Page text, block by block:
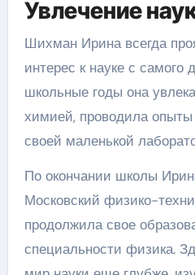
Увлечение
Шихман Ирина всегда
интерес к науке с самого
школьные годы она
химией, проводила
своей маленькой
По окончании школы
Московский физико-
продолжила свое
специальности физика.